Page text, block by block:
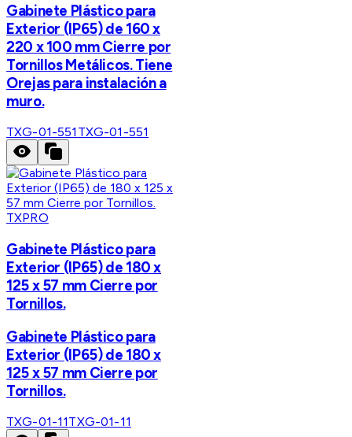
Gabinete Plástico para
Exterior (IP65) de 160 x
220 x 100 mm Cierre por
Tornillos Metálicos. Tiene
Orejas para instalación a
muro.
TXG-01-551 TXG-01-551
TXPRO
Gabinete Plástico para
Exterior (IP65) de 180 x
125 x 57 mm Cierre por
Tornillos.
Gabinete Plástico para
Exterior (IP65) de 180 x
125 x 57 mm Cierre por
Tornillos.
TXG-01-11TXG-01-11